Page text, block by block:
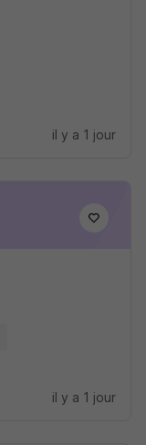
il y a 1 jour
il y a 1 jour